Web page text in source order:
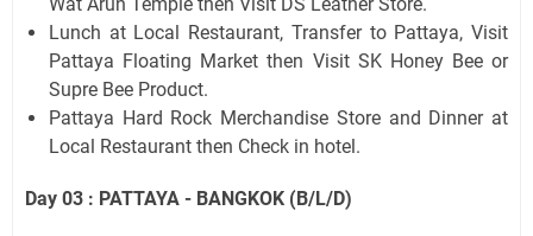
Lunch at Local Restaurant, Transfer to Pattaya, Visit
Pattaya Floating Market then Visit SK Honey Bee or
Supre Bee Product.
Pattaya Hard Rock Merchandise Store and Dinner at
Local Restaurant then Check in hotel.
Day 03 : PATTAYA - BANGKOK (B/L/D)